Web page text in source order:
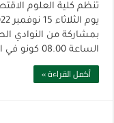
تنظم كلية العلوم
الساعة 08.00 كونو في الموعد
أكمل القراءة »